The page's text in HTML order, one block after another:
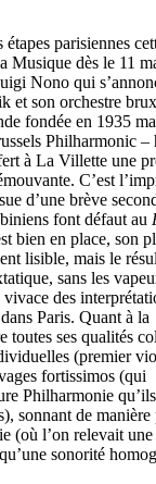
parisiennes
Musique dès le 11
Nono qui
et son orchestre
fondée en 1935
Philharmonic –
à La Villette une
C’est
d’une brève
font défaut au
bien en place, son
lisible, mais le
sans les
des
Paris. Quant à la
toutes ses qualités
(premier
fortissimos (qui
Philharmonie
sonnant de manière
(où l’on relevait
sonorité